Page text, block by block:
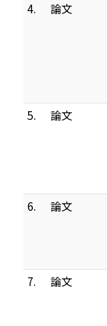
4.
論文
5.
論文
6.
論文
7.
論文